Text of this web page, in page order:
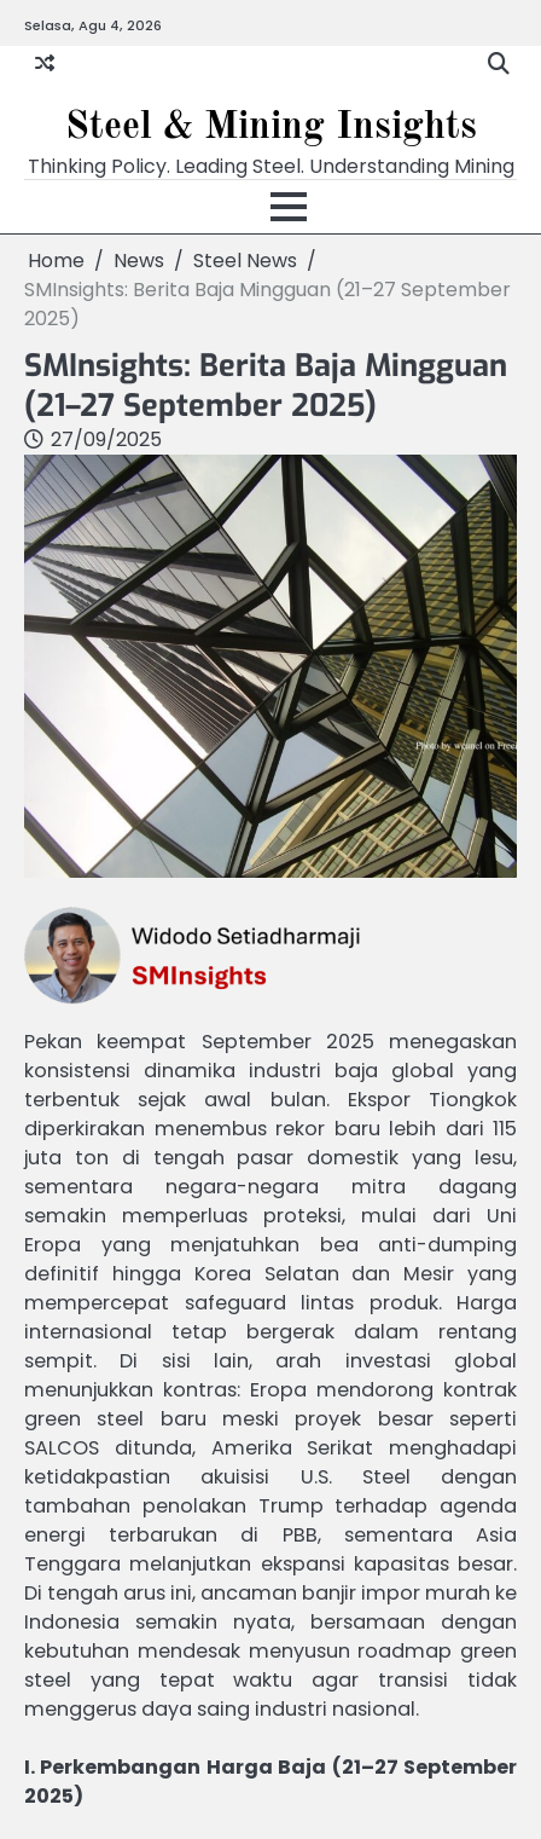
content
Selasa, Agu 4, 2026
Steel & Mining Insights
Thinking Policy. Leading Steel. Understanding Mining
Home News
Steel News
SMInsights: Berita Baja Mingguan (21–27 September
2025)
SMInsights: Berita Baja Mingguan
(21–27 September 2025)
27/09/2025
Pekan keempat September 2025 menegaskan
konsistensi dinamika industri baja global yang
terbentuk sejak awal bulan. Ekspor Tiongkok
diperkirakan menembus rekor baru lebih dari 115
juta ton di tengah pasar domestik yang lesu,
sementara negara-negara mitra dagang
semakin memperluas proteksi, mulai dari Uni
Eropa yang menjatuhkan bea anti-dumping
definitif hingga Korea Selatan dan Mesir yang
mempercepat safeguard lintas produk. Harga
internasional tetap bergerak dalam rentang
sempit. Di sisi lain, arah investasi global
menunjukkan kontras: Eropa mendorong kontrak
green steel baru meski proyek besar seperti
SALCOS ditunda, Amerika Serikat menghadapi
ketidakpastian akuisisi U.S. Steel dengan
tambahan penolakan Trump terhadap agenda
energi terbarukan di PBB, sementara Asia
Tenggara melanjutkan ekspansi kapasitas besar.
Di tengah arus ini, ancaman banjir impor murah ke
Indonesia semakin nyata, bersamaan dengan
kebutuhan mendesak menyusun roadmap green
steel yang tepat waktu agar transisi tidak
menggerus daya saing industri nasional.
I. Perkembangan Harga Baja (21–27 September
2025)